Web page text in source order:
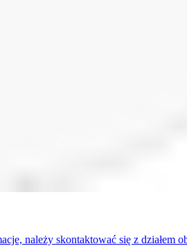
należy skontaktować się z działem